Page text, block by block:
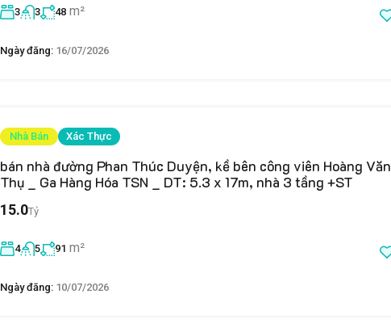
3 3 48 m²
Ngày đăng: 16/07/2026
Nhà Bán Xác Thực
bán nhà đường Phan Thúc Duyện, kề bên công viên Hoàng Văn
Thụ _ Ga Hàng Hóa TSN _ DT: 5.3 x 17m, nhà 3 tầng +ST
15.0Tỷ
4 5 91 m²
Ngày đăng: 10/07/2026